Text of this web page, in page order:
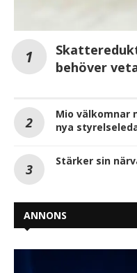
behöver
Mio välkomnar
nya
Stärker sin
ANNONS